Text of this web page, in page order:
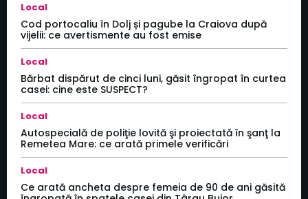
Local
Cod portocaliu în Dolj și pagube la Craiova după
vijelii: ce avertismente au fost emise
Local
Bărbat dispărut de cinci luni, găsit îngropat în curtea
casei: cine este SUSPECT?
Local
Autospecială de poliţie lovită şi proiectată în şanţ la
Remetea Mare: ce arată primele verificări
Local
Ce arată ancheta despre femeia de 90 de ani găsită